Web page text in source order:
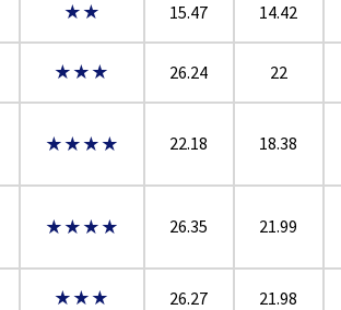
★★ 15.47 14.42
★★★ 26.24 22
★★★★ 22.18 18.38
★★★★ 26.35 21.99
★★★ 26.27 21.98